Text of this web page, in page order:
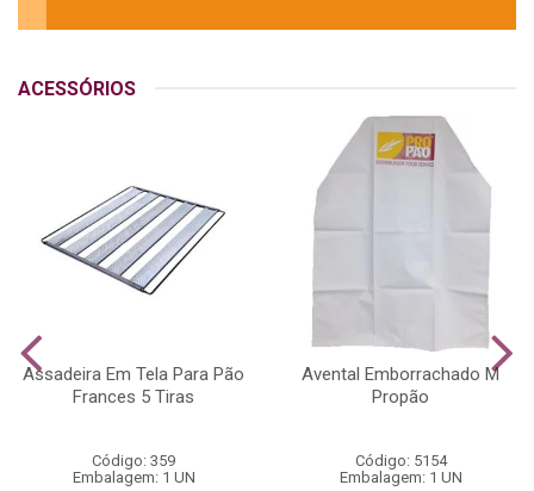
ACESSÓRIOS
Assadeira Em Tela Para Pão
Frances 5 Tiras
Código: 359
Embalagem: 1 UN
Avental Emborrachado M
Propão
Código: 5154
Embalagem: 1 UN